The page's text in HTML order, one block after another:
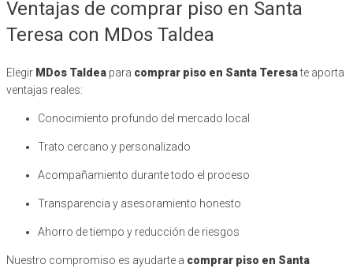
Ventajas de comprar piso en Santa
Teresa con MDos Taldea
Elegir MDos Taldea para comprar piso en Santa Teresate aporta
ventajas reales:
Conocimiento profundo del mercado local
Trato cercano y personalizado
Acompañamiento durante todo el proceso
Transparencia y asesoramiento honesto
Ahorro de tiempo y reducción de riesgos
Nuestro compromiso es ayudarte a comprar piso en Santa